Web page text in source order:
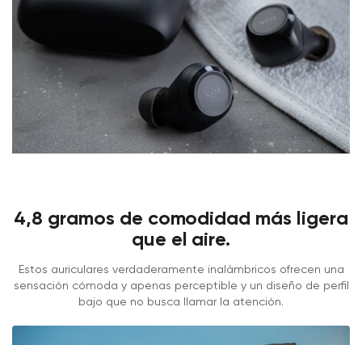
4,8 gramos de comodidad más ligera
que el aire.
Estos auriculares verdaderamente inalámbricos ofrecen una
sensación cómoda y apenas perceptible y un diseño de perfil
bajo que no busca llamar la atención.